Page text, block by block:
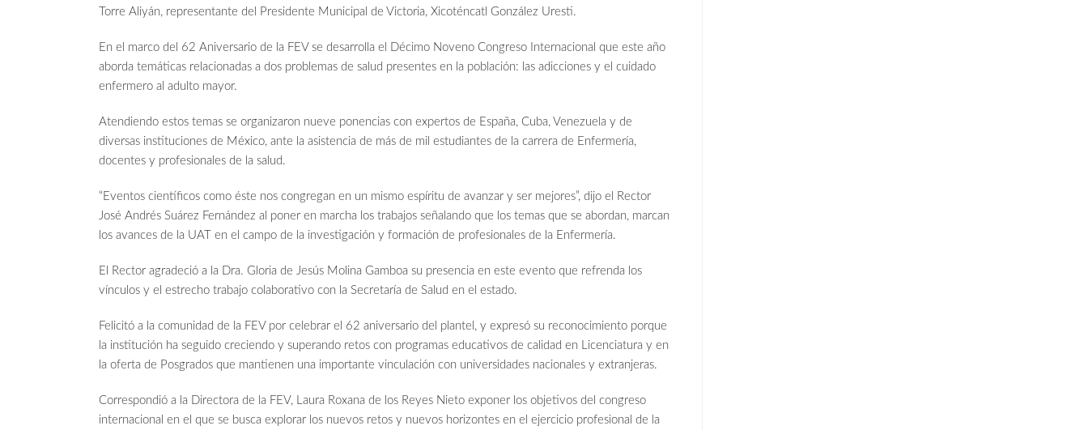
Torre Aliyán, representante del Presidente Municipal de Victoria, Xicoténcatl González Uresti.
En el marco del 62 Aniversario de la FEV se desarrolla el Décimo Noveno Congreso Internacional que este año
aborda temáticas relacionadas a dos problemas de salud presentes en la población: las adicciones y el cuidado
enfermero al adulto mayor.
Atendiendo estos temas se organizaron nueve ponencias con expertos de España, Cuba, Venezuela y de
diversas instituciones de México, ante la asistencia de más de mil estudiantes de la carrera de Enfermería,
docentes y profesionales de la salud.
“Eventos científicos como éste nos congregan en un mismo espíritu de avanzar y ser mejores”, dijo el Rector
José Andrés Suárez Fernández al poner en marcha los trabajos señalando que los temas que se abordan, marcan
los avances de la UAT en el campo de la investigación y formación de profesionales de la Enfermería.
El Rector agradeció a la Dra. Gloria de Jesús Molina Gamboa su presencia en este evento que refrenda los
vínculos y el estrecho trabajo colaborativo con la Secretaría de Salud en el estado.
Felicitó a la comunidad de la FEV por celebrar el 62 aniversario del plantel, y expresó su reconocimiento porque
la institución ha seguido creciendo y superando retos con programas educativos de calidad en Licenciatura y en
la oferta de Posgrados que mantienen una importante vinculación con universidades nacionales y extranjeras.
Correspondió a la Directora de la FEV, Laura Roxana de los Reyes Nieto exponer los objetivos del congreso
internacional en el que se busca explorar los nuevos retos y nuevos horizontes en el ejercicio profesional de la